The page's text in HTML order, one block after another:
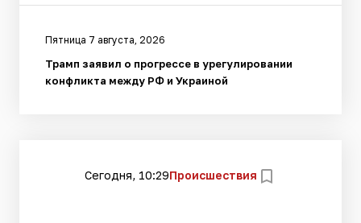
Пятница 7 августа, 2026
Трамп заявил о прогрессе в урегулировании
конфликта между РФ и Украиной
Сегодня, 10:29Происшествия